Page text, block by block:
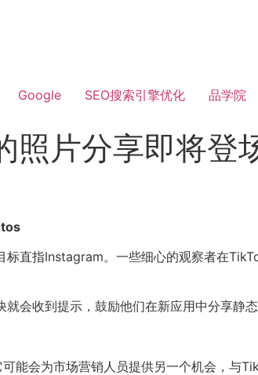
Google SEO搜索引擎优化 品学院
照片分享即将登
直指Instagram。一些细心的观察者在
会收到提示，鼓励他们在新应用中分享静态
能会为市场营销人员提供另一个机会，与